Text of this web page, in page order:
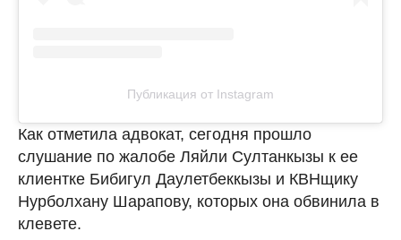
Публикация от Instagram
Как отметила адвокат, сегодня прошло
слушание по жалобе Ляйли Султанкызы к ее
клиентке Бибигул Даулетбеккызы и КВНщику
Нурболхану Шарапову, которых она обвинила в
клевете.